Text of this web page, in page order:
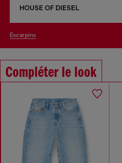
HOUSE OF DIESEL
escarpins
Compléter le look